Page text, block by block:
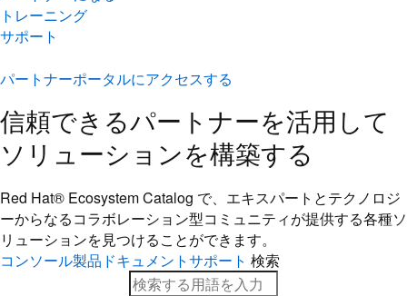
パートナーポータルにアクセスする
信頼できるパートナーを活用して
ソリューションを構築する
Red Hat® Ecosystem Catalog で、エキスパートとテクノロジ
ーからなるコラボレーション型コミ​ュニティが提供する各種ソ
リューションを見つけることができます。
コンソール製品ドキュメントサポート 検索